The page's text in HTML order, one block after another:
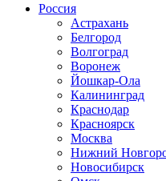
Россия
Астрахань
Белгород
Волгоград
Воронеж
Йошкар-Ола
Калининград
Краснодар
Красноярск
Москва
Нижний
Новосибирск